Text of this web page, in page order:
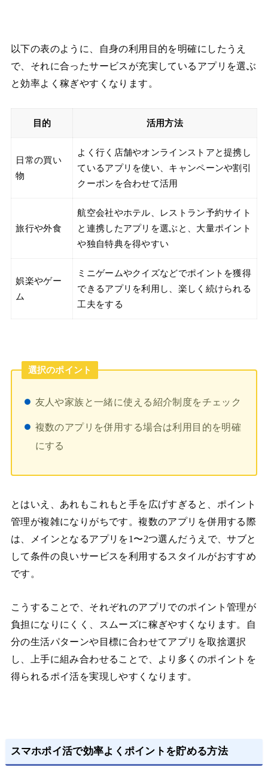
以下の表のように、自身の利用目的を明確にしたうえ
で、それに合ったサービスが充実しているアプリを選ぶ
と効率よく稼ぎやすくなります。
目的 活用方法
日常の買い
物
よく行く店舗やオンラインストアと提携し
ているアプリを使い、キャンペーンや割引
クーポンを合わせて活用
旅行や外食
航空会社やホテル、レストラン予約サイト
と連携したアプリを選ぶと、大量ポイント
や独自特典を得やすい
娯楽やゲー
ム
ミニゲームやクイズなどでポイントを獲得
できるアプリを利用し、楽しく続けられる
工夫をする
選択のポイント
友人や家族と一緒に使える紹介制度をチェック
複数のアプリを併用する場合は利用目的を明確
にする
とはいえ、あれもこれもと手を広げすぎると、ポイント
管理が複雑になりがちです。複数のアプリを併用する際
は、メインとなるアプリを1〜2つ選んだうえで、サブと
して条件の良いサービスを利用するスタイルがおすすめ
です。
こうすることで、それぞれのアプリでのポイント管理が
負担になりにくく、スムーズに稼ぎやすくなります。自
分の生活パターンや目標に合わせてアプリを取捨選択
し、上手に組み合わせることで、より多くのポイントを
得られるポイ活を実現しやすくなります。
スマホポイ活で効率よくポイントを貯める方法